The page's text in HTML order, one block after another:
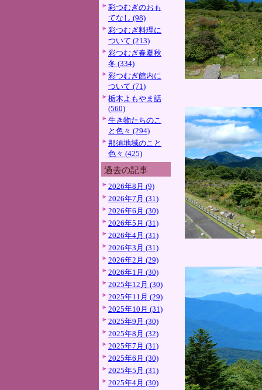
彩つむぎのおも
てなし (98)
彩つむぎ料理に
ついて (213)
彩つむぎ春夏秋
冬 (334)
彩つむぎ館内に
ついて (71)
栃木よもやま話
(560)
生き物たちのこ
と色々 (294)
那須地域のこと
色々 (425)
過去の記事
2026年8月 (9)
2026年7月 (31)
2026年6月 (30)
2026年5月 (31)
2026年4月 (31)
2026年3月 (31)
2026年2月 (29)
2026年1月 (30)
2025年12月 (30)
2025年11月 (29)
2025年10月 (31)
2025年9月 (30)
2025年8月 (32)
2025年7月 (31)
2025年6月 (30)
2025年5月 (31)
2025年4月 (30)